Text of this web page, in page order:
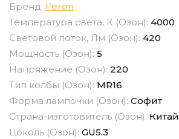
Бренд: Feron
Температура света, К (Озон): 4000
Световой поток, Лм (Озон): 420
Мощность (Озон): 5
Напряжение (Озон): 220
Тип колбы (Озон): MR16
Форма лампочки (Озон): Софит
Страна-изготовитель (Озон): Китай
Цоколь (Озон): GU5.3